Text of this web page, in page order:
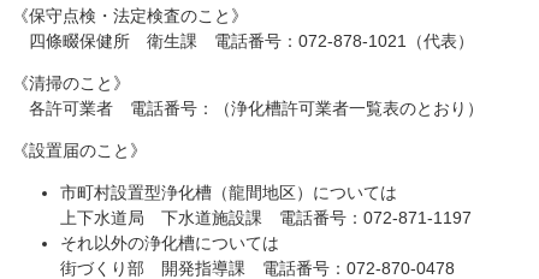
《保守点検・法定検査のこと》
四條畷保健所 衛生課 電話番号：072-878-1021（代表）
《清掃のこと》
各許可業者 電話番号：（浄化槽許可業者一覧表のとおり）
《設置届のこと》
市町村設置型浄化槽（龍間地区）については
上下水道局 下水道施設課 電話番号：072-871-1197
それ以外の浄化槽については
街づくり部 開発指導課 電話番号：072-870-0478